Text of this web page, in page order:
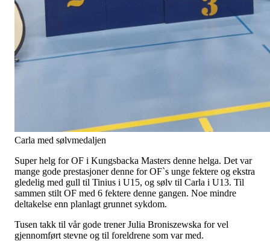
Carla med sølvmedaljen
Super helg for OF i Kungsbacka Masters denne helga. Det var
mange gode prestasjoner denne for OF`s unge fektere og ekstra
gledelig med gull til Tinius i U15, og sølv til Carla i U13. Til
sammen stilt OF med 6 fektere denne gangen. Noe mindre
deltakelse enn planlagt grunnet sykdom.
Tusen takk til vår gode trener Julia Broniszewska for vel
gjennomført stevne og til foreldrene som var med.